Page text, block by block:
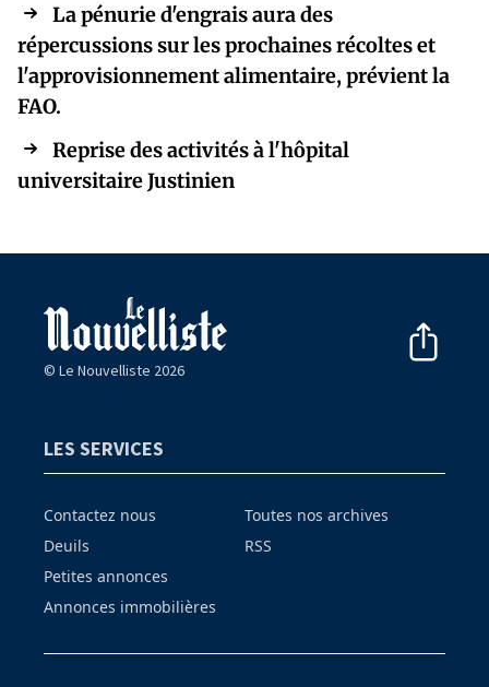
La pénurie d'engrais aura des
répercussions sur les prochaines récoltes et
l'approvisionnement alimentaire, prévient la
FAO.
Reprise des activités à l'hôpital
universitaire Justinien
© Le Nouvelliste 2026
LES SERVICES
Contactez nous
Deuils
Petites annonces
Annonces immobilières
Toutes nos archives
RSS